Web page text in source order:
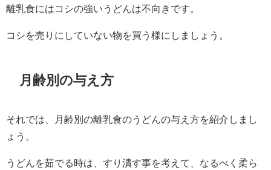
離乳食にはコシの強いうどんは不向きです。
コシを売りにしていない物を買う様にしましょう。
月齢別の与え方
それでは、月齢別の離乳食のうどんの与え方を紹介しまし
ょう。
うどんを茹でる時は、すり潰す事を考えて、なるべく柔ら